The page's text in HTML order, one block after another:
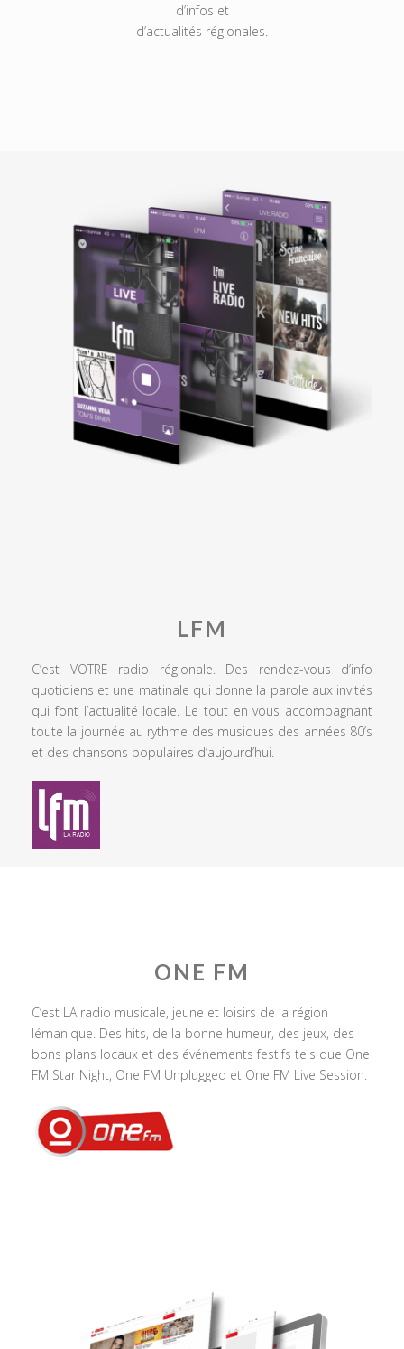
d’infos et
d’actualités régionales.
LFM
C’est VOTRE radio régionale. Des rendez-vous d’info
quotidiens et une matinale qui donne la parole aux invités
qui font l’actualité locale. Le tout en vous accompagnant
toute la journée au rythme des musiques des années 80’s
et des chansons populaires d’aujourd’hui.
ONE FM
C’est LA radio musicale, jeune et loisirs de la région
lémanique. Des hits, de la bonne humeur, des jeux, des
bons plans locaux et des événements festifs tels que One
FM Star Night, One FM Unplugged et One FM Live Session.